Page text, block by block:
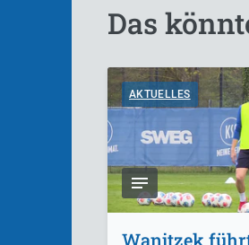
Das
AKTUELLES
Wanitzek